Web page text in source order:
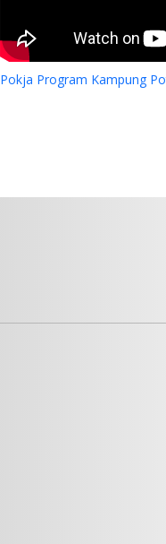
Pokja Program Kampung